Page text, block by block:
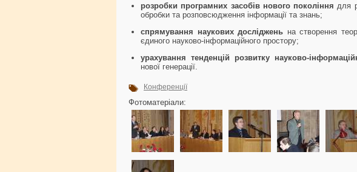
розробки програмних засобів нового покоління для
обробки та розповсюдження інформації та знань;
спрямування наукових досліджень на створення
єдиного науково-інформаційного простору;
урахування тенденцій розвитку науково-
нової генерації.
Конференції
Фотоматеріали: